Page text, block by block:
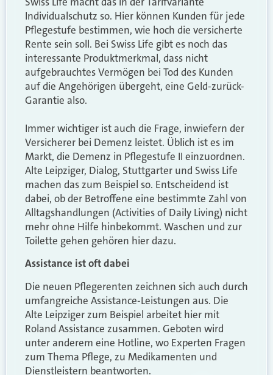
Individualschutz so. Hier können Kunden für jede
Pflegestufe bestimmen, wie hoch die versicherte
Rente sein soll. Bei Swiss Life gibt es noch das
interessante Produktmerkmal, dass nicht
aufgebrauchtes Vermögen bei Tod des Kunden
auf die Angehörigen übergeht, eine Geld-zurück-
Garantie also.
Immer wichtiger ist auch die Frage, inwiefern der
Versicherer bei Demenz leistet. Üblich ist es im
Markt, die Demenz in Pflegestufe II einzuordnen.
Alte Leipziger, Dialog, Stuttgarter und Swiss Life
machen das zum Beispiel so. Entscheidend ist
dabei, ob der Betroffene eine bestimmte Zahl von
Alltagshandlungen (Activities of Daily Living) nicht
mehr ohne Hilfe hinbekommt. Waschen und zur
Toilette gehen gehören hier dazu.
Assistance ist oft dabei
Die neuen Pflegerenten zeichnen sich auch durch
umfangreiche Assistance-Leistungen aus. Die
Alte Leipziger zum Beispiel arbeitet hier mit
Roland Assistance zusammen. Geboten wird
unter anderem eine Hotline, wo Experten Fragen
zum Thema Pflege, zu Medikamenten und
Dienstleistern beantworten.